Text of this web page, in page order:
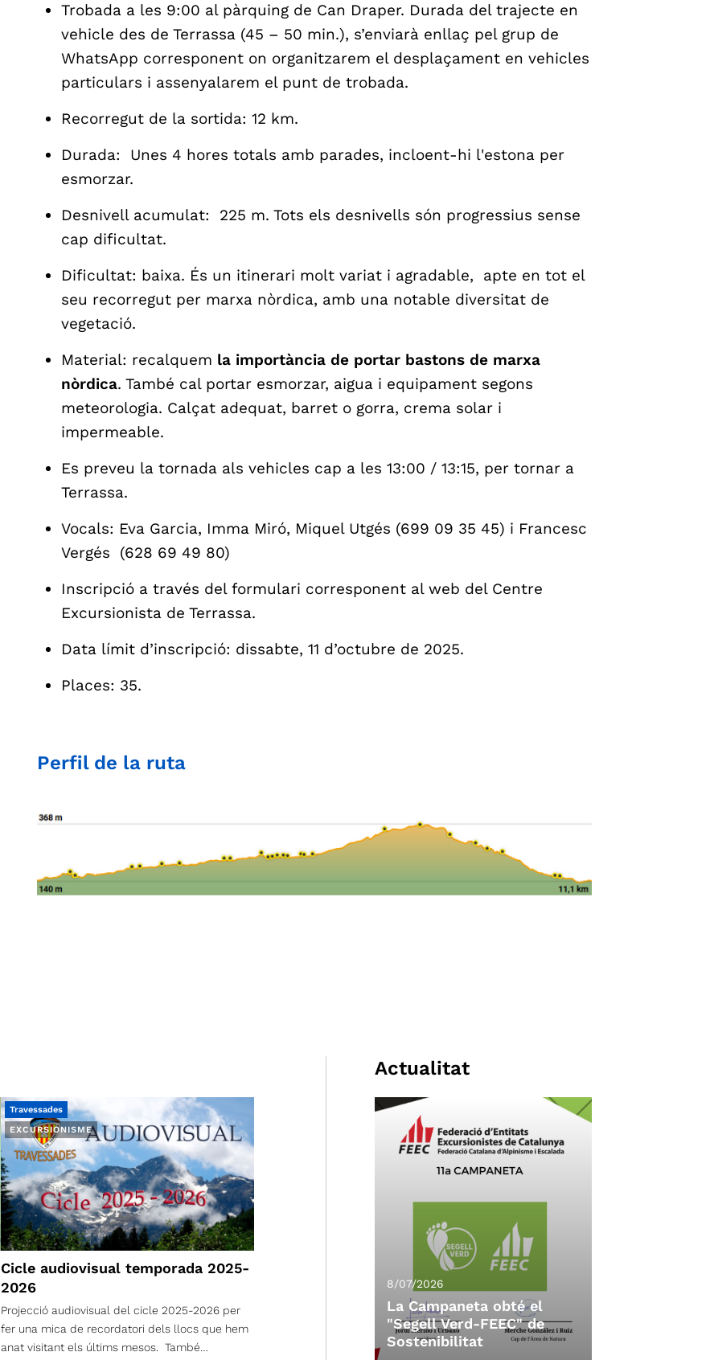
Trobada a les 9:00 al pàrquing de Can Draper. Durada del trajecte en
vehicle des de Terrassa (45 – 50 min.), s’enviarà enllaç pel grup de
WhatsApp corresponent on organitzarem el desplaçament en vehicles
particulars i assenyalarem el punt de trobada.
Recorregut de la sortida: 12 km.
Durada: Unes 4 hores totals amb parades, incloent-hi l'estona per
esmorzar.
Desnivell acumulat: 225 m. Tots els desnivells són progressius sense
cap dificultat.
Dificultat: baixa. És un itinerari molt variat i agradable, apte en tot el
seu recorregut per marxa nòrdica, amb una notable diversitat de
vegetació.
Material: recalquem la importància de portar bastons de marxa
nòrdica. També cal portar esmorzar, aigua i equipament segons
meteorologia. Calçat adequat, barret o gorra, crema solar i
impermeable.
Es preveu la tornada als vehicles cap a les 13:00 / 13:15, per tornar a
Terrassa.
Vocals: Eva Garcia, Imma Miró, Miquel Utgés (699 09 35 45) i Francesc
Vergés (628 69 49 80)
Inscripció a través del formulari corresponent al web del Centre
Excursionista de Terrassa.
Data límit d’inscripció: dissabte, 11 d’octubre de 2025.
Places: 35.
Perfil de la ruta
EXCURSIONISME
Travessades
Cicle audiovisual temporada 2025-
2026
Projecció audiovisual del cicle 2025-2026 per
fer una mica de recordatori dels llocs que hem
anat visitant els últims mesos. També
Actualitat
8/07/2026
La Campaneta obté el
"Segell Verd-FEEC" de
Sostenibilitat